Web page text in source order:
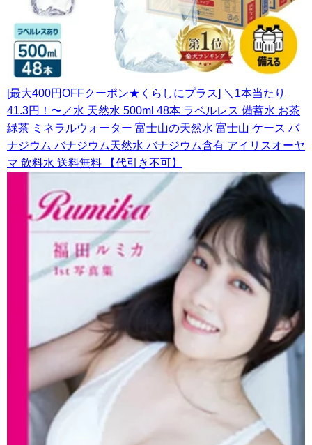
[最大400円OFFクーポン★くらしにプラス] ＼1本当たり
41.3円！〜／水 天然水 500ml 48本 ラベルレス 備蓄水 お茶
緑茶 ミネラルウォーター 富士山の天然水 富士山 ケース バ
ナジウム バナジウム天然水 バナジウム含有 アイリスオーヤ
マ 飲料水 送料無料 【代引き不可】